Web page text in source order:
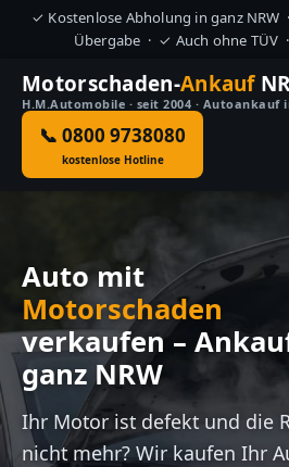
✓ Kostenlose Abholung in ganz
Übergabe · ✓ Auch ohne TÜV ·
Motorschaden-Ankauf
H.M.Automobile · seit 2004 · Autoankauf
📞 0800 9738080
kostenlose Hotline
Auto mit
Motorschaden
verkaufen –
ganz NRW
Ihr Motor ist defekt und die
nicht mehr? Wir kaufen Ihr